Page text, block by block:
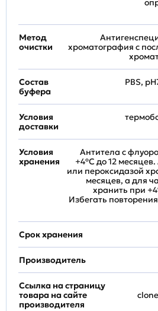
Метод
очистки
хроматография с
Состав
буфера
PBS,
Условия
доставки
Условия
хранения
Антитела с
+4ºС до 12
или пероксидазой
месяцев, а для
хранить при
Избегать
Срок хранения
Производитель
Ссылка на страницу
товара на сайте
производителя